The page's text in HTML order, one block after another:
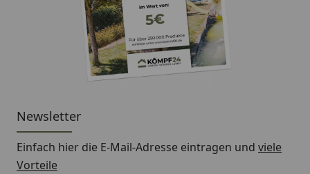
Newsletter
Einfach hier die E-Mail-Adresse eintragen und viele
Vorteile